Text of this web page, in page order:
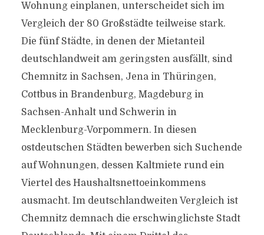
Wohnung einplanen, unterscheidet sich im
Vergleich der 80 Großstädte teilweise stark.
Die fünf Städte, in denen der Mietanteil
deutschlandweit am geringsten ausfällt, sind
Chemnitz in Sachsen, Jena in Thüringen,
Cottbus in Brandenburg, Magdeburg in
Sachsen-Anhalt und Schwerin in
Mecklenburg-Vorpommern. In diesen
ostdeutschen Städten bewerben sich Suchende
auf Wohnungen, dessen Kaltmiete rund ein
Viertel des Haushaltsnettoeinkommens
ausmacht. Im deutschlandweiten Vergleich ist
Chemnitz demnach die erschwinglichste Stadt